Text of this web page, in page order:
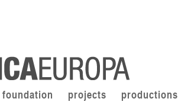
foundation projects productions